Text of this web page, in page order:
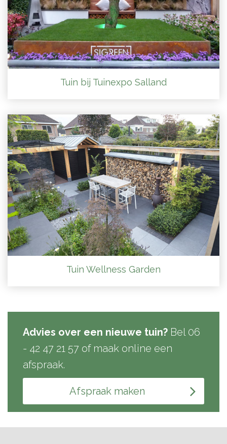
Tuin bij Tuinexpo Salland
Tuin Wellness Garden
Advies over een nieuwe tuin? Bel 06
- 42 47 21 57 of maak online een
afspraak.
Afspraak maken